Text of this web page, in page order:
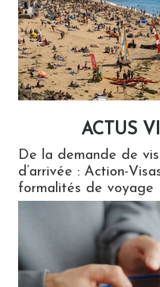
ACTUS
De la demande de
d’arrivée : Action-
formalités de voyage